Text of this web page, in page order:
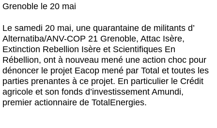
Grenoble le 20 mai
Le samedi 20 mai, une quarantaine de militants d’
Alternatiba/ANV-COP 21 Grenoble, Attac Isère,
Extinction Rebellion Isère et Scientifiques En
Rébellion, ont à nouveau mené une action choc pour
dénoncer le projet Eacop mené par Total et toutes les
parties prenantes à ce projet. En particulier le Crédit
agricole et son fonds d’investissement Amundi,
premier actionnaire de TotalEnergies.